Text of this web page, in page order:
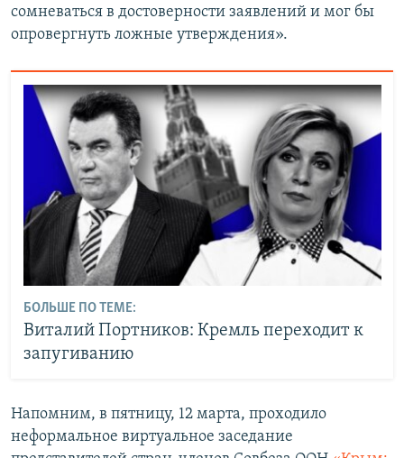
сомневаться в достоверности заявлений и мог бы
опровергнуть ложные утверждения».
БОЛЬШЕ ПО ТЕМЕ:
Виталий Портников: Кремль переходит к
запугиванию
Напомним, в пятницу, 12 марта, проходило
неформальное виртуальное заседание